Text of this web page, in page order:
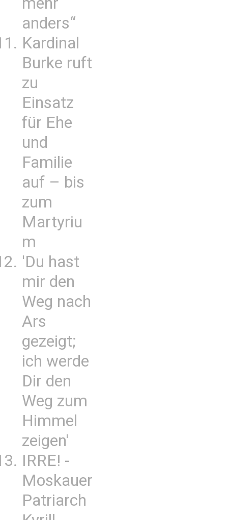
anders“
Kardinal
Burke ruft
zu
Einsatz
für Ehe
und
Familie
auf – bis
zum
Martyriu
m
'Du hast
mir den
Weg nach
Ars
gezeigt;
ich werde
Dir den
Weg zum
Himmel
zeigen'
IRRE! -
Moskauer
Patriarch